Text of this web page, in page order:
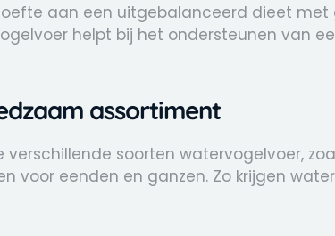
aan een uitgebalanceerd dieet met
helpt bij het ondersteunen van
assortiment
verschillende soorten watervogelvoer,
voor eenden en ganzen. Zo krijgen